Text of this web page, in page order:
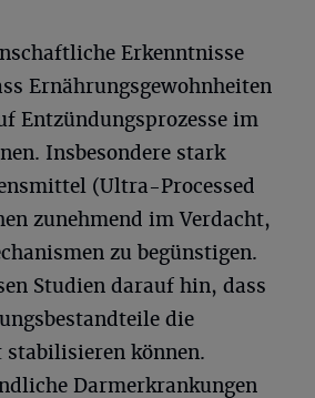
Erkenntnisse
Ernährungsgewohnheiten
Entzündungsprozesse im
Insbesondere stark
(Ultra-Processed
zunehmend im Verdacht,
zu begünstigen.
Studien darauf hin, dass
die
stabilisieren können.
Darmerkrankungen